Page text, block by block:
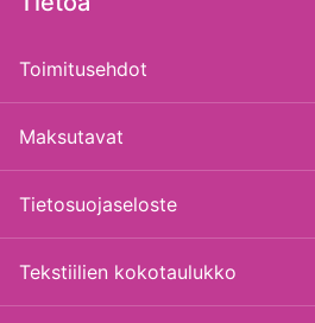
Toimitusehdot
Maksutavat
Tietosuojaseloste
Tekstiilien kokotaulukko